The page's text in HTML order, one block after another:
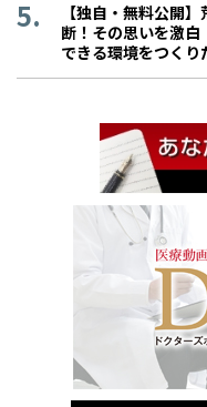
【独自・無料公開
断！その思いを激
できる環境をつくり